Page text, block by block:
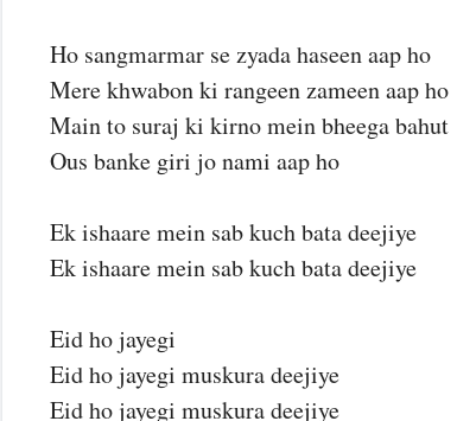
Ho sangmarmar se zyada haseen aap ho
Mere khwabon ki rangeen zameen aap ho
Main to suraj ki kirno mein bheega bahut
Ous banke giri jo nami aap ho
Ek ishaare mein sab kuch bata deejiye
Ek ishaare mein sab kuch bata deejiye
Eid ho jayegi
Eid ho jayegi muskura deejiye
Eid ho jayegi muskura deejiye